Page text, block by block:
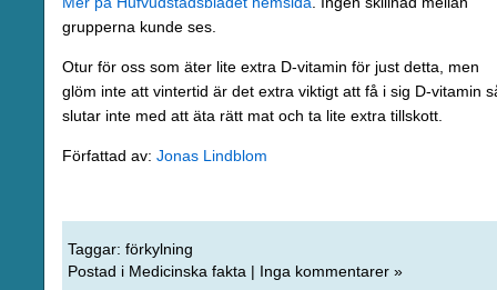
grupperna kunde ses.
Otur för oss som äter lite extra D-vitamin för just detta, men
glöm inte att vintertid är det extra viktigt att få i sig D-vitamin
slutar inte med att äta rätt mat och ta lite extra tillskott.
Författad av: Jonas Lindblom
Taggar: förkylning
Postad i Medicinska fakta | Inga kommentarer »